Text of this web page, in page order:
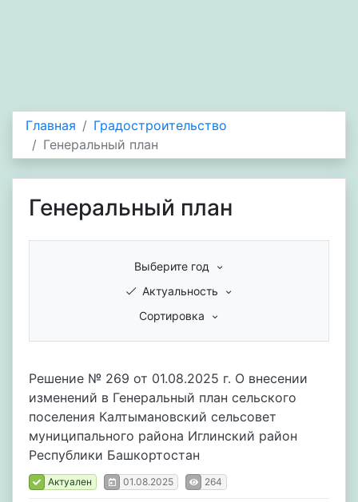
Главная
Градостроительство
Генеральный план
Генеральный план
Выберите год
Актуальность
Сортировка
Решение № 269 от 01.08.2025 г. О внесении
изменений в Генеральный план сельского
поселения Калтымановский сельсовет
муниципального района Иглинский район
Республики Башкортостан
Актуален 01.08.2025 264